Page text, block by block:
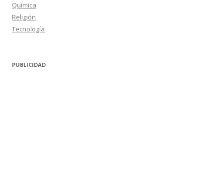
Química
Religión
Tecnología
PUBLICIDAD